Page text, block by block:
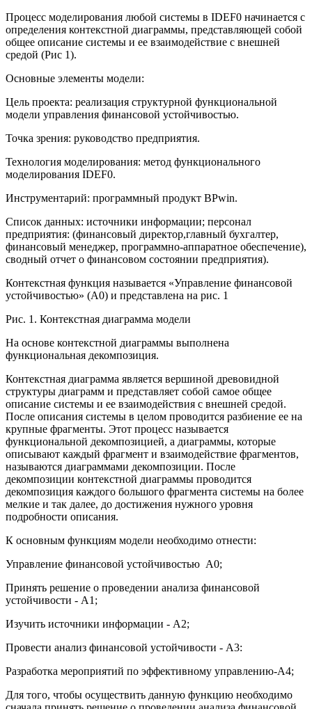
Процесс моделирования любой системы в IDEF0 начинается с
определения контекстной диаграммы, представляющей собой
общее описание системы и ее взаимодействие с внешней
средой (Рис 1).
Основные элементы модели:
Цель проекта: реализация структурной функциональной
модели управления финансовой устойчивостью.
Точка зрения: руководство предприятия.
Технология моделирования: метод функционального
моделирования IDEF0.
Инструментарий: программный продукт BPwin.
Список данных: источники информации; персонал
предприятия: (финансовый директор,главный бухгалтер,
финансовый менеджер, программно-аппаратное обеспечение),
сводный отчет о финансовом состоянии предприятия).
Контекстная функция называется «Управление финансовой
устойчивостью» (А0) и представлена на рис. 1
Рис. 1. Контекстная диаграмма модели
На основе контекстной диаграммы выполнена
функциональная декомпозиция.
Контекстная диаграмма является вершиной древовидной
структуры диаграмм и представляет собой самое общее
описание системы и ее взаимодействия с внешней средой.
После описания системы в целом проводится разбиение ее на
крупные фрагменты. Этот процесс называется
функциональной декомпозицией, а диаграммы, которые
описывают каждый фрагмент и взаимодействие фрагментов,
называются диаграммами декомпозиции. После
декомпозиции контекстной диаграммы проводится
декомпозиция каждого большого фрагмента системы на более
мелкие и так далее, до достижения нужного уровня
подробности описания.
К основным функциям модели необходимо отнести:
Управление финансовой устойчивостью А0;
Принять решение о проведении анализа финансовой
устойчивости - А1;
Изучить источники информации - А2;
Провести анализ финансовой устойчивости - A3:
Разработка мероприятий по эффективному управлению-А4;
Для того, чтобы осуществить данную функцию необходимо